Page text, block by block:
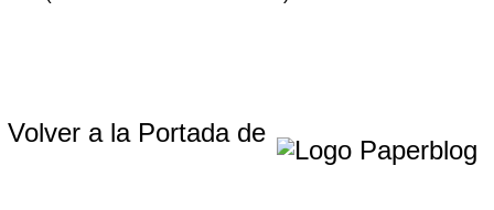
Volver a la Portada de